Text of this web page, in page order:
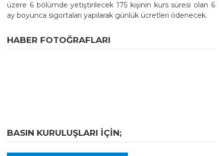
üzere 6 bölümde yetiştirilecek 175 kişinin kurs süresi olan 6
ay boyunca sigortaları yapılarak günlük ücretleri ödenecek.
HABER FOTOĞRAFLARI
BASIN KURULUŞLARI IÇIN;